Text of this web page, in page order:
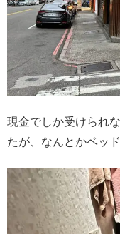
現金でしか受けられ
たが、なんとかベッ